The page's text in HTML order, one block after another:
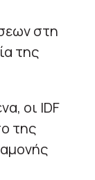
στη
της
οι IDF
της